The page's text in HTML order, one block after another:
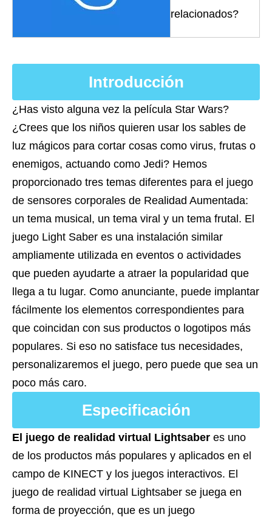
relacionados?
Introducción
¿Has visto alguna vez la película Star Wars?
¿Crees que los niños quieren usar los sables de
luz mágicos para cortar cosas como virus, frutas o
enemigos, actuando como Jedi? Hemos
proporcionado tres temas diferentes para el juego
de sensores corporales de Realidad Aumentada:
un tema musical, un tema viral y un tema frutal. El
juego Light Saber es una instalación similar
ampliamente utilizada en eventos o actividades
que pueden ayudarte a atraer la popularidad que
llega a tu lugar. Como anunciante, puede implantar
fácilmente los elementos correspondientes para
que coincidan con sus productos o logotipos más
populares. Si eso no satisface tus necesidades,
personalizaremos el juego, pero puede que sea un
poco más caro.
Especificación
El juego de realidad virtual Lightsaber es uno
de los productos más populares y aplicados en el
campo de KINECT y los juegos interactivos. El
juego de realidad virtual Lightsaber se juega en
forma de proyección, que es un juego